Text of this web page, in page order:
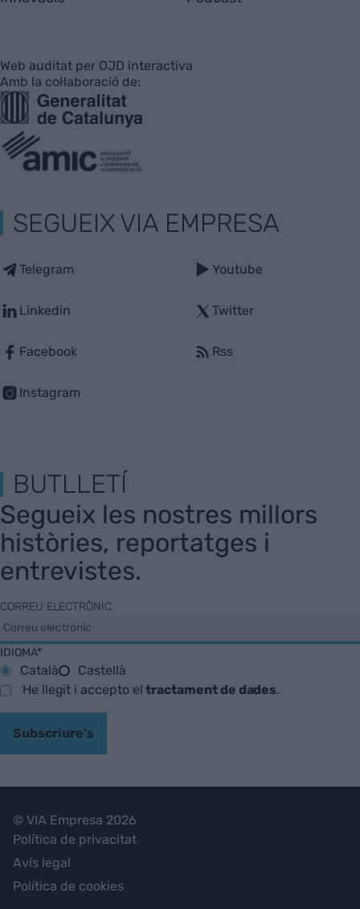
Web auditat per OJD interactiva
Amb la col·laboració de:
SEGUEIX VIA EMPRESA
Telegram
Linkedin
Facebook
Instagram
Youtube
Twitter
Rss
BUTLLETÍ
Segueix les nostres millors
històries, reportatges i
entrevistes.
CORREU ELECTRÒNIC
IDIOMA*
Català
Castellà
He llegit i accepto eltractament de dades.
Subscriure's
© VIA Empresa 2026
Política de privacitat
Avís legal
Política de cookies